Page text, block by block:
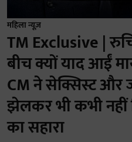
महिला न्यूज़
TM Exclusive |
बीच क्यों याद आईं
CM ने सेक्सिस्ट और
झेलकर भी कभी नहीं
का सहारा